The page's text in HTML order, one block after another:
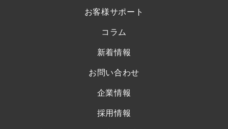
お客様サポート
コラム
新着情報
お問い合わせ
企業情報
採用情報